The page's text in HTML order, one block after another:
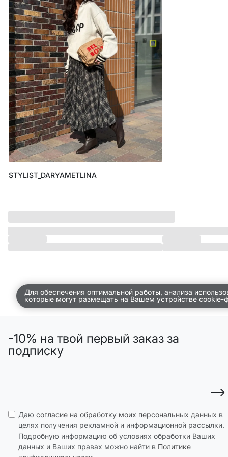
ДЕТСТВО
ПО КОМНАТАМ
ВСЕЛЕННАЯ ВИГГЕ
СКОРО В ПРОДАЖЕ
РАСПРОДАЖА ДО -50%
ПОДАРОЧНЫЕ СЕРТИФИКАТЫ
магазины
доставка
STYLIST_DARYAMETLINA
Для обеспечения оптимальной работы, анализа
которые могут размещать на Вашем устройстве cookie-
-10% на твой первый заказ за
подписку
Даю согласие на обработку моих персональных данных в
целях получения рекламной и информационной рассылки.
Подробную информацию об условиях обработки Ваших
данных и Ваших правах можно найти в Политике